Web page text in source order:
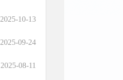
2025-10-13
2025-09-24
2025-08-11